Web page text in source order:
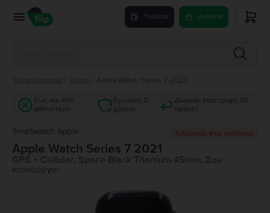
Πούλησε Αγόρασε
Apple Watch Series 7 2021
Έως και 40%
φθηνότερα
Εγγύηση 2
χρόνια
Δωρεάν επιστροφή 30
ημέρες
Smartwatch Apple Τελευταία 4 σε απόθεμα
Apple Watch Series 7 2021
GPS + Cellular, Space Black Titanium 45mm, Σαν
καινούργιο